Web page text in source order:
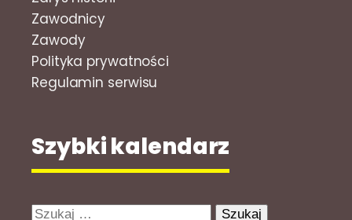
Zawodnicy
Zawody
Polityka prywatności
Regulamin serwisu
Szybki kalendarz
Szukaj: